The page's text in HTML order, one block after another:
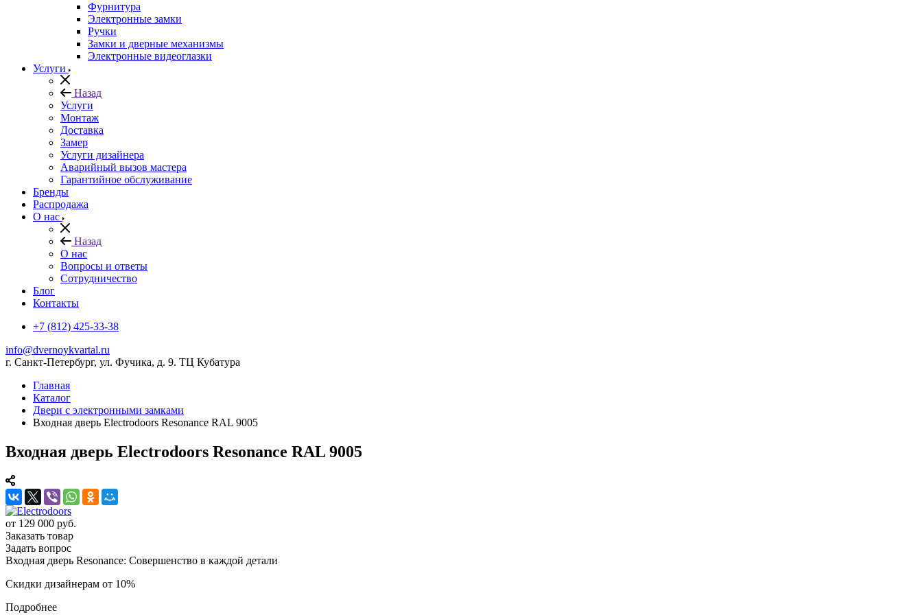
Фурнитура
Электронные замки
Ручки
Замки и дверные механизмы
Электронные видеоглазки
Услуги
Назад
Услуги
Монтаж
Доставка
Замер
Услуги дизайнера
Аварийный вызов мастера
Гарантийное обслуживание
Бренды
Распродажа
О нас
Назад
О нас
Вопросы и ответы
Сотрудничество
Блог
Контакты
+7 (812) 425-33-38
info@dvernoykvartal.ru
г. Санкт-Петербург, ул. Фучика, д. 9. ТЦ Кубатура
Главная
Каталог
Двери с электронными замками
Входная дверь Electrodoors Resonance RAL 9005
Входная дверь Electrodoors Resonance RAL 9005
от 129 000 руб.
Заказать товар
Задать вопрос
Входная дверь Resonance: Совершенство в каждой детали
Скидки дизайнерам от 10%
Подробнее